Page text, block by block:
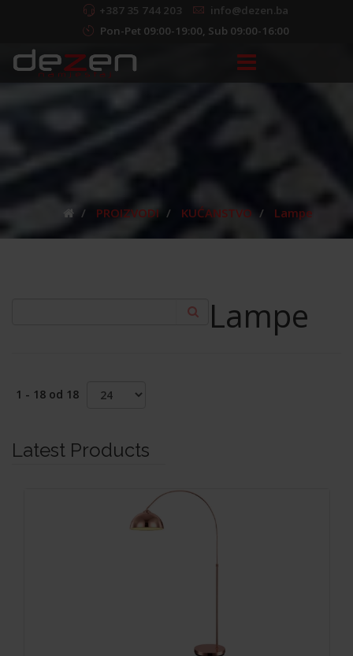
+387 35 744 203
info@dezen.ba
Pon-Pet 09:00-19:00, Sub 09:00-16:00
PROIZVODI KUĆANSTVO Lampe
Lampe
1 - 18 od 18
Latest Products